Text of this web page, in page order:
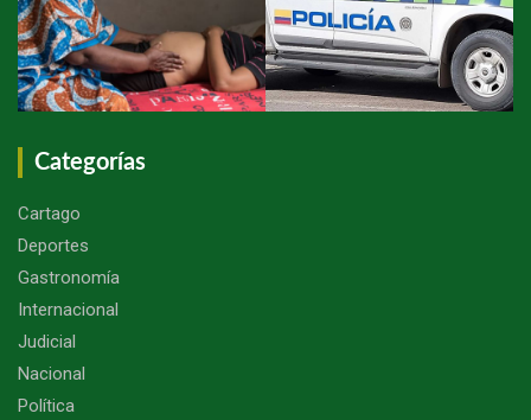
Categorías
Cartago
Deportes
Gastronomía
Internacional
Judicial
Nacional
Política